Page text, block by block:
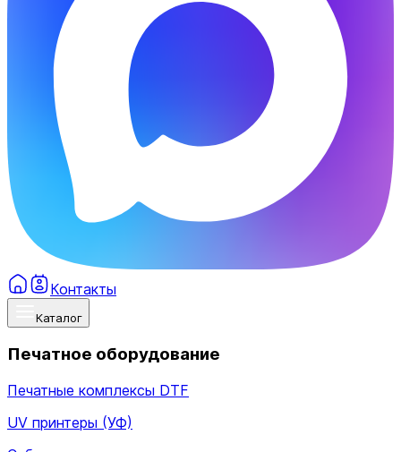
Контакты
Каталог
Печатное оборудование
Печатные комплексы DTF
UV принтеры (УФ)